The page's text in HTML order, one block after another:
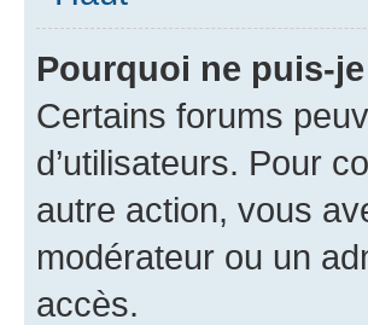
Pourquoi ne puis-
Certains forums
d’utilisateurs. Pour
autre action, vous
modérateur ou un
accès.